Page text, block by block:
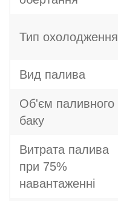
Тип охолодження
Вид палива
Об'єм паливного
баку
Витрата палива
при 75%
навантаженні